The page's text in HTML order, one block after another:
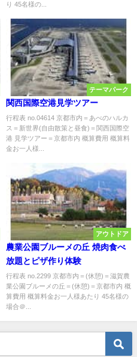
り 45名様の...
テーマパーク
関西国際空港見学ツアー
行程表 no.04614 京都市内＝あべのハルカ
ス＝新世界(自由散策と昼食)＝関西国際空
港 見学ツアー＝京都市内 概算費用 概算料
金お一人様...
アウトドア
農業公園ブルーメの丘 焼肉食べ
放題とピザ作り体験
行程表 no.2299 京都市内＝(休憩)＝滋賀農
業公園ブルーメの丘＝(休憩)＝京都市内 概
算費用 概算料金お一人様あたり 45名様の
場合＠...